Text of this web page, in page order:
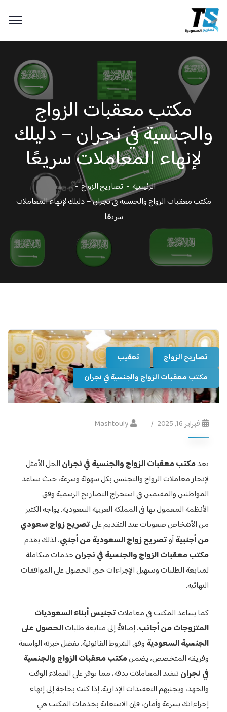
مكتب معقبات الزواج
والجنسية في نجران – دليلك
لإنهاء المعاملات سريعًا
الرئيسية
تصاريح الزواج
مكتب معقبات الزواج والجنسية في نجران – دليلك لإنهاء المعاملات
سريعًا
تصاريح الزواج
تعقيب
مكتب معقبات الزواج والجنسية في نجران
فبراير 16, 2025 Mashtouly
يعدمكتب معقبات الزواج والجنسية في نجرانالحل الأمثل
لإنجاز معاملات الزواج والتجنيس بكل سهولة وسرعة، حيث يساعد
المواطنين والمقيمين في استخراج التصاريح الرسمية وفق
الأنظمة المعمول بها في المملكة العربية السعودية. يواجه الكثير
من الأشخاص صعوبات عند التقديم علىتصريح زواج سعودي
من أجنبيةأوتصريح زواج السعودية من أجنبي، لذلك يقدم
مكتب معقبات الزواج والجنسية في نجرانخدمات متكاملة
لمتابعة الطلبات وتسهيل الإجراءات حتى الحصول على الموافقات
النهائية.
كما يساعد المكتب في معاملاتتجنيس أبناء السعوديات
المتزوجات من أجانب، إضافةً إلى متابعة طلباتالحصول على
الجنسية السعوديةوفق الشروط القانونية. بفضل خبرته الواسعة
وفريقه المتخصص، يضمنمكتب معقبات الزواج والجنسية
في نجرانتنفيذ المعاملات بدقة، مما يوفر على العملاء الوقت
والجهد، ويجنبهم التعقيدات الإدارية. إذا كنت بحاجة إلى إنهاء
إجراءاتك بسرعة وأمان، فإن الاستعانة بخدمات المكتب هي